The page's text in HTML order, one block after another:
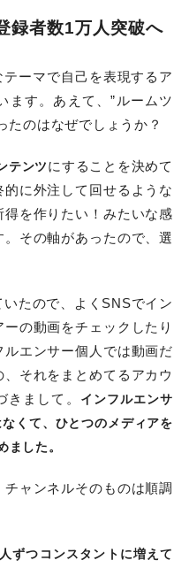
録者数1万人突破へ
ーマで自己を表現するア
ます。あえて、”ルームツ
たのはなぜでしょうか？
テンツにすることを決めて
に外注して回せるような
を作りたい！みたいな感
その軸があったので、選
たので、よくSNSでイン
の動画をチェックしたり
エンサー個人では動画だ
それをまとめてるアカウ
まして。
インフルエンサ
くて、ひとつのメディアを
した。
ャンネルそのものは順調
ずつコンスタントに増えて